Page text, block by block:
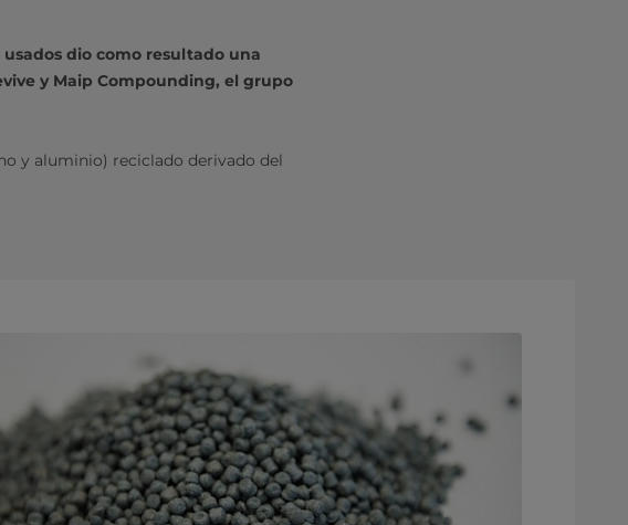
dio como resultado una
y Maip Compounding, el grupo
y aluminio) reciclado derivado del